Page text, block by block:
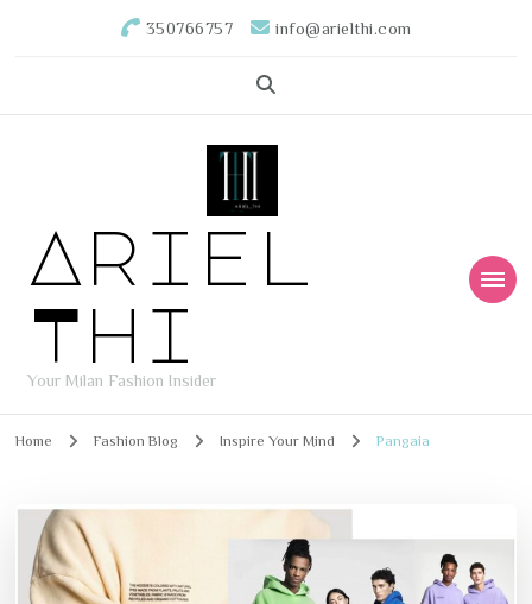
350766757 info@arielthi.com
Ariel
Thi
Your Milan Fashion Insider
Home Fashion Blog Inspire Your Mind Pangaia